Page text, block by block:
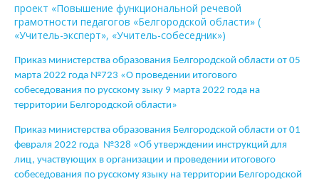
проект «Повышение функциональной речевой
грамотности педагогов «Белгородской области» (
«Учитель-эксперт», «Учитель-собеседник»)
Приказ министерства образования Белгородской области от 05
марта 2022 года №723 «О проведении итогового
собеседования по русскому зыку 9 марта 2022 года на
территории Белгородской области»
Приказ министерства образования Белгородской области от 01
февраля 2022 года №328 «Об утверждении инструкций для
лиц, участвующих в организации и проведении итогового
собеседования по русскому языку на территории Белгородской